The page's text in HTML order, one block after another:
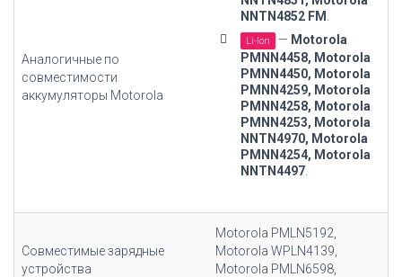
Аналогичные по
совместимости
аккумуляторы Motorola
NNTN4852 FM
Li-Ion — Motorola
PMNN4458, Motorola
PMNN4450, Motorola
PMNN4259, Motorola
PMNN4258, Motorola
PMNN4253, Motorola
NNTN4970, Motorola
PMNN4254, Motorola
NNTN4497
Совместимые зарядные
устройства
Motorola PMLN5192,
Motorola WPLN4139,
Motorola PMLN6598,